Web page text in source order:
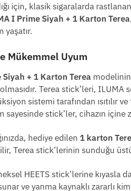
için, klasik sigaralarda
I Prime Siyah + 1 Karton Terea
yaşatır.
Mükemmel Uyum
Siyah + 1 Karton Terea
Terea stick’leri,
sistemi tarafından ısıtılır
sayesinde stick’ler, cihazın
hediye edilen 1 karton
Terea stick’lerinin sunduğu
HEETS stick’lerine kıyasla
ve yanma kaynaklı zararlı